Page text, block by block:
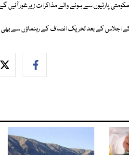
پارٹیوں سے ہونے والے مذاکرات زیر غور آئیں
کے اجلاس کے بعد تحریک انصاف کے رہنماؤں سے